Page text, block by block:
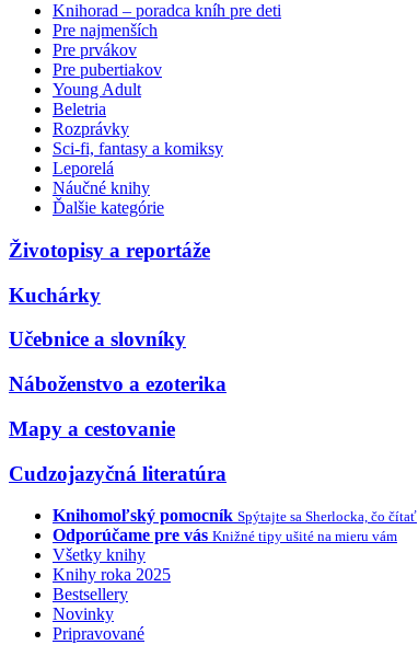
Knihorad – poradca kníh pre deti
Pre najmenších
Pre prvákov
Pre pubertiakov
Young Adult
Beletria
Rozprávky
Sci-fi, fantasy a komiksy
Leporelá
Náučné knihy
Ďalšie kategórie
Životopisy a reportáže
Kuchárky
Učebnice a slovníky
Náboženstvo a ezoterika
Mapy a cestovanie
Cudzojazyčná literatúra
Knihomoľský pomocník Spýtajte sa Sherlocka, čo čítať
Odporúčame pre vás Knižné tipy ušité na mieru vám
Všetky knihy
Knihy roka 2025
Bestsellery
Novinky
Pripravované